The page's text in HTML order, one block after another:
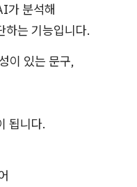
가 분석해
하는 기능입니다.
이 있는 문구,
됩니다.